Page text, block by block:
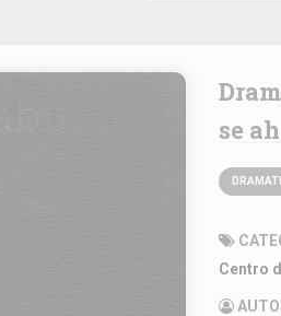
Dramaburdos #4: Mujer mirando el mar o paisaje de un hombre que
se
Centro